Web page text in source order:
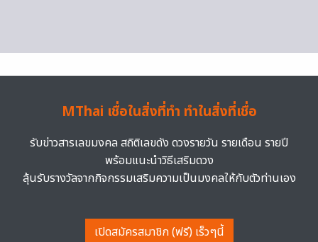
MThai เชื่อในสิ่งที่ทำ ทำในสิ่งที่เชื่อ
รับข่าวสารเลขมงคล สถิติเลขดัง ดวงรายวัน รายเดือน รายปี
พร้อมแนะนำวิธีเสริมดวง
ลุ้นรับรางวัลจากกิจกรรมเสริมความเป็นมงคลให้กับตัวท่านเอง
เปิดสมัครสมาชิก (ฟรี) เร็วๆนี้